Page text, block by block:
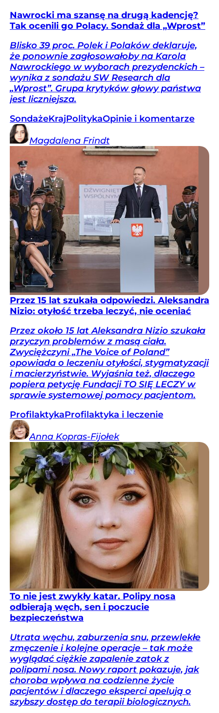
Nawrocki ma szansę na drugą kadencję?
Tak ocenili go Polacy. Sondaż dla „Wprost”
Blisko 39 proc. Polek i Polaków deklaruje,
że ponownie zagłosowałoby na Karola
Nawrockiego w wyborach prezydenckich –
wynika z sondażu SW Research dla
„Wprost”. Grupa krytyków głowy państwa
jest liczniejsza.
SondażeKrajPolitykaOpinie i komentarze
Magdalena Frindt
Przez 15 lat szukała odpowiedzi. Aleksandra
Nizio: otyłość trzeba leczyć, nie oceniać
Przez około 15 lat Aleksandra Nizio szukała
przyczyn problemów z masą ciała.
Zwyciężczyni „The Voice of Poland”
opowiada o leczeniu otyłości, stygmatyzacji
i macierzyństwie. Wyjaśnia też, dlaczego
popiera petycję Fundacji TO SIĘ LECZY w
sprawie systemowej pomocy pacjentom.
ProfilaktykaProfilaktyka i leczenie
Anna Kopras-Fijołek
To nie jest zwykły katar. Polipy nosa
odbierają węch, sen i poczucie
bezpieczeństwa
Utrata węchu, zaburzenia snu, przewlekłe
zmęczenie i kolejne operacje – tak może
wyglądać ciężkie zapalenie zatok z
polipami nosa. Nowy raport pokazuje, jak
choroba wpływa na codzienne życie
pacjentów i dlaczego eksperci apelują o
szybszy dostęp do terapii biologicznych.